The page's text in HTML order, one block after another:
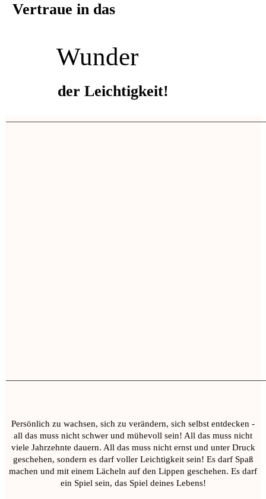
Vertraue in das
Wunder
der Leichtigkeit!
Persönlich zu wachsen, sich zu verändern, sich selbst entdecken -
all das muss nicht schwer und mühevoll sein! All das muss nicht
viele Jahrzehnte dauern. All das muss nicht ernst und unter Druck
geschehen, sondern es darf voller Leichtigkeit sein! Es darf Spaß
machen und mit einem Lächeln auf den Lippen geschehen. Es darf
ein Spiel sein, das Spiel deines Lebens!